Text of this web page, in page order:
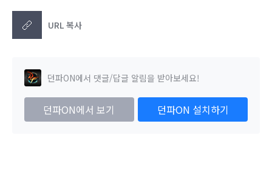
URL 복사
던파ON에서 댓글/답글 알림을 받아보세요!
던파ON에서 보기 던파ON 설치하기